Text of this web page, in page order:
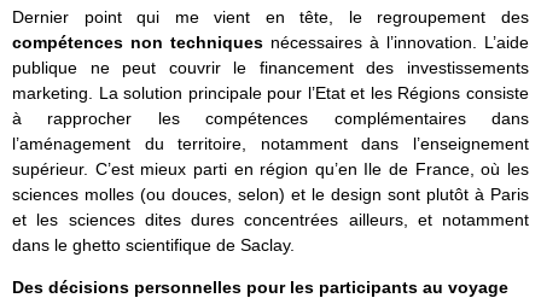
Dernier point qui me vient en tête, le regroupement des
compétences non techniques nécessaires à l’innovation. L’aide
publique ne peut couvrir le financement des investissements
marketing. La solution principale pour l’Etat et les Régions consiste
à rapprocher les compétences complémentaires dans
l’aménagement du territoire, notamment dans l’enseignement
supérieur. C’est mieux parti en région qu’en Ile de France, où les
sciences molles (ou douces, selon) et le design sont plutôt à Paris
et les sciences dites dures concentrées ailleurs, et notamment
dans le ghetto scientifique de Saclay.
Des décisions personnelles pour les participants au voyage